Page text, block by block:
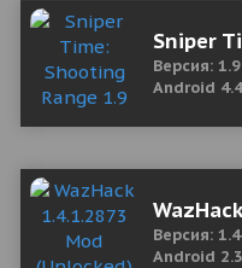
Sniper
Версия: 1.9
Android 4.4
Версия:
Android 2.3